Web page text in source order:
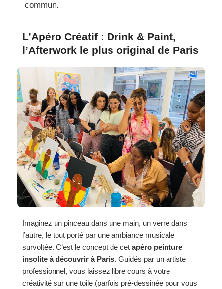
commun.
L’Apéro Créatif : Drink & Paint,
l’Afterwork le plus original de Paris
Imaginez un pinceau dans une main, un verre dans
l’autre, le tout porté par une ambiance musicale
survoltée. C’est le concept de cet apéro peinture
insolite à découvrir à Paris. Guidés par un artiste
professionnel, vous laissez libre cours à votre
créativité sur une toile (parfois pré-dessinée pour vous